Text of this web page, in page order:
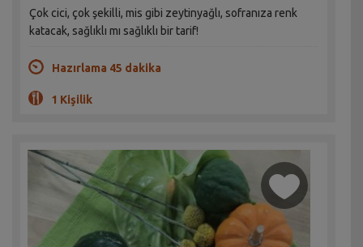
Çok cici, çok şekilli, mis gibi zeytinyağlı, sofranıza renk
katacak, sağlıklı mı sağlıklı bir tarif!
Hazırlama 45 dakika
1 Kişilik